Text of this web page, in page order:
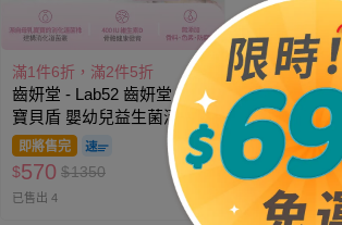
滿1件6折，滿2件5折
齒妍堂 - Lab52 齒妍堂 ABD
寶貝盾 嬰幼兒益生菌滴劑
PLUS(效期2026-09-
29)-15ml
即將售完
$570 $1350
已售出 4